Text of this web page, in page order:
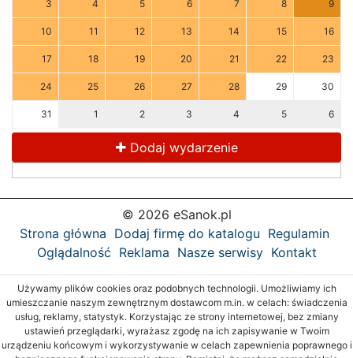
3 4 5 6 7 8 9
10 11 12 13 14 15 16
17 18 19 20 21 22 23
24 25 26 27 28 29 30
31 1 2 3 4 5 6
Dodaj wydarzenie
© 2026 eSanok.pl
Strona główna Dodaj firmę do katalogu Regulamin
Oglądalność Reklama Nasze serwisy Kontakt
Używamy plików cookies oraz podobnych technologii. Umożliwiamy ich
umieszczanie naszym zewnętrznym dostawcom m.in. w celach: świadczenia
usług, reklamy, statystyk. Korzystając ze strony internetowej, bez zmiany
ustawień przeglądarki, wyrażasz zgodę na ich zapisywanie w Twoim
urządzeniu końcowym i wykorzystywanie w celach zapewnienia poprawnego i